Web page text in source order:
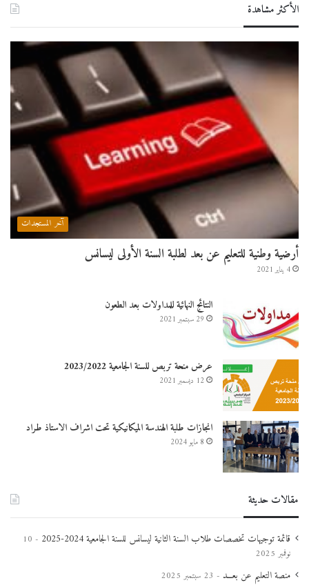
الأكثر مشاهدة
آخر المستجدات
أرضية وطنية للتعليم عن بعد لطلبة السنة الأولى ليسانس
4 يناير 2021
النتائج النهائية للمداولات بعد الطعون
29 سبتمبر 2021
عرض منحة تربص للسنة الجامعية 2023/2022
12 ديسمبر 2021
انجازات طلبة الهندسة الميكانيكية تحت اشراف الاستاذ طراد
8 مايو 2024
مقالات حديثة
قائمة توجيهات تخصصات طلاب السنة الثانية ليسانس للسنة الجامعية 2024-2025
10
نوفمبر 2025
منصة التعليم عن بعـــد 23 سبتمبر 2025